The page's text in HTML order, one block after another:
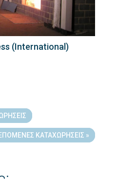
(International)
ΚΑΤΑΧΩΡΉΣΕΙΣ »